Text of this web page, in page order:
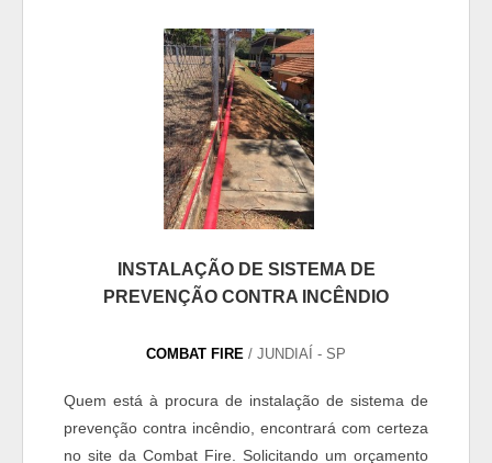
INSTALAÇÃO DE SISTEMA DE
PREVENÇÃO CONTRA INCÊNDIO
COMBAT FIRE / JUNDIAÍ - SP
Quem está à procura de instalação de sistema de
prevenção contra incêndio, encontrará com certeza
no site da Combat Fire. Solicitando um orçamento